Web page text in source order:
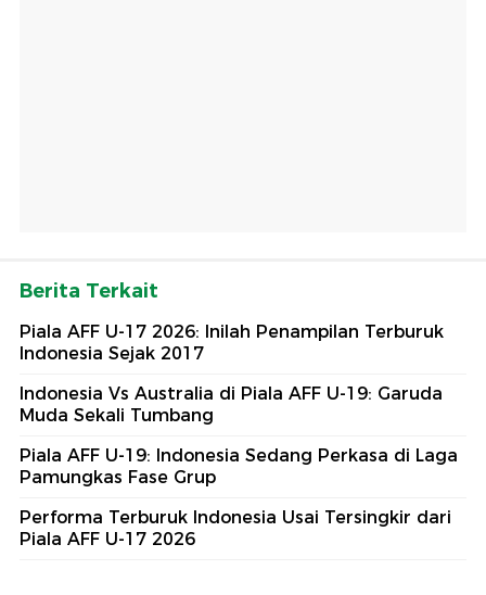
Berita Terkait
Piala AFF U-17 2026: Inilah Penampilan Terburuk
Indonesia Sejak 2017
Indonesia Vs Australia di Piala AFF U-19: Garuda
Muda Sekali Tumbang
Piala AFF U-19: Indonesia Sedang Perkasa di Laga
Pamungkas Fase Grup
Performa Terburuk Indonesia Usai Tersingkir dari
Piala AFF U-17 2026